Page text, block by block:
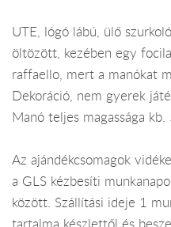
UTE, lógó lábú, ülő
öltözött, kezében egy
raffaello, mert a manókat
Dekoráció, nem gyerek
Manó teljes magassága
Az ajándékcsomagok
a GLS kézbesíti
között. Szállítási ideje 1